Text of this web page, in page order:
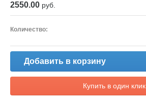
2550.00 руб.
Количество:
Добавить в корзину
Купить в один клик